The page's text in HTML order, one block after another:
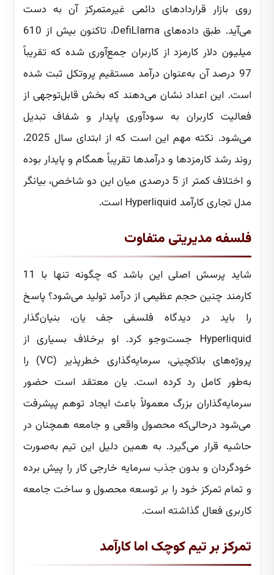
روی بازار قراردادهای دائمی غیرمتمرکز آن به دست
می‌آید. طبق داده‌های DefiLlama، تاکنون بیش از 610
میلیون دلار کارمزد از کاربران جمع‌آوری شده که تقریباً
97 درصد آن به‌عنوان درآمد مستقیم پروتکل ثبت شده
است. این اعداد نشان می‌دهند که بخش قابل‌توجهی از
فعالیت کاربران به سودآوری پایدار و شفاف تبدیل
می‌شود. نکته مهم این است که از ابتدای سال 2025،
روند رشد کارمزدها و درآمدها تقریباً همگام و پایدار بوده
و اختلاف کمتر از 5 درصدی میان این دو شاخص، بیانگر
مدل تجاری کارآمد Hyperliquid است.
فلسفه مدیریتی متفاوت
شاید پرسش اصلی این باشد که چگونه تنها با 11
کارمند چنین حجم عظیمی از درآمد تولید می‌شود؟ پاسخ
را باید در دیدگاه فلسفی جف یان، بنیان‌گذار
Hyperliquid جست‌وجو کرد. او برخلاف بسیاری از
پروژه‌های بلاکچینی، سرمایه‌گذاری خطرپذیر (VC) را
به‌طور کامل رد کرده است. یان معتقد است حضور
سرمایه‌گذاران بزرگ معمولاً باعث ایجاد توهم پیشرفت
می‌شود درحالی‌که محصول واقعی و جامعه همچنان در
حاشیه قرار می‌گیرد. به همین دلیل این تیم به‌صورت
خودگردان و بدون جذب سرمایه خارجی کار را پیش برده
و تمام تمرکز خود را بر توسعه محصول و ساخت جامعه
کاربری فعال گذاشته است.
تمرکز بر تیم کوچک اما کارآمد